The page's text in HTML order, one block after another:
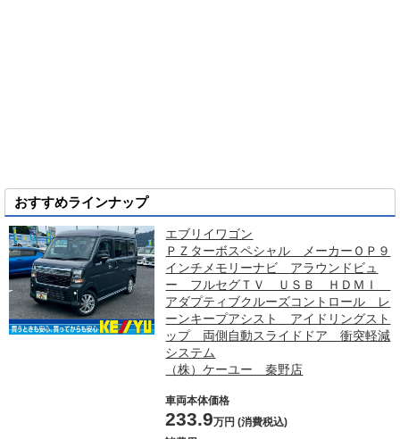
おすすめラインナップ
エブリイワゴン
ＰＺターボスペシャル メーカーＯＰ９
インチメモリーナビ アラウンドビュ
ー フルセグＴＶ ＵＳＢ ＨＤＭＩ
アダプティブクルーズコントロール レ
ーンキープアシスト アイドリングスト
ップ 両側自動スライドドア 衝突軽減
システム
（株）ケーユー 秦野店
車両本体価格
233.9万円 (消費税込)